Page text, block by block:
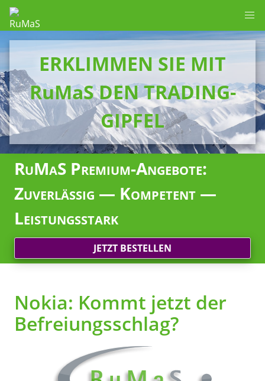
ERKLIMMEN SIE MIT
RuMaS DEN TRADING-
GIPFEL
RuMaS Premium-Angebote:
Zuverlässig — Kompetent —
Leistungsstark
JETZT BESTELLEN
Nokia: Kommt jetzt der
Befreiungsschlag?